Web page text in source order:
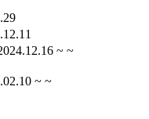
~ ~
~ ~